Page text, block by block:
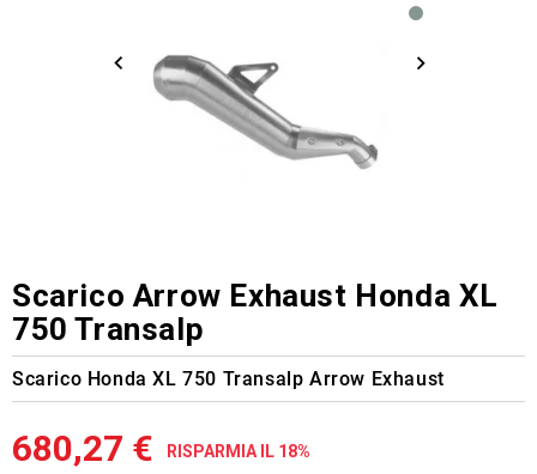
Scarico Arrow Exhaust Honda XL
750 Transalp
Scarico Honda XL 750 Transalp Arrow Exhaust
680,27 € RISPARMIA IL 18%